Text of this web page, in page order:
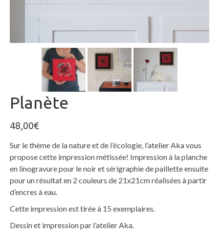
Planète
48,00€
Sur le thème de la nature et de l’écologie, l’atelier Aka vous
propose cette impression métissée! Impression à la planche
en linogravure pour le noir et sérigraphie de paillette ensuite
pour un résultat en 2 couleurs de 21x21cm réalisées à partir
d’encres à eau.
Cette impression est tirée à 15 exemplaires.
Dessin et impression par l’atelier Aka.